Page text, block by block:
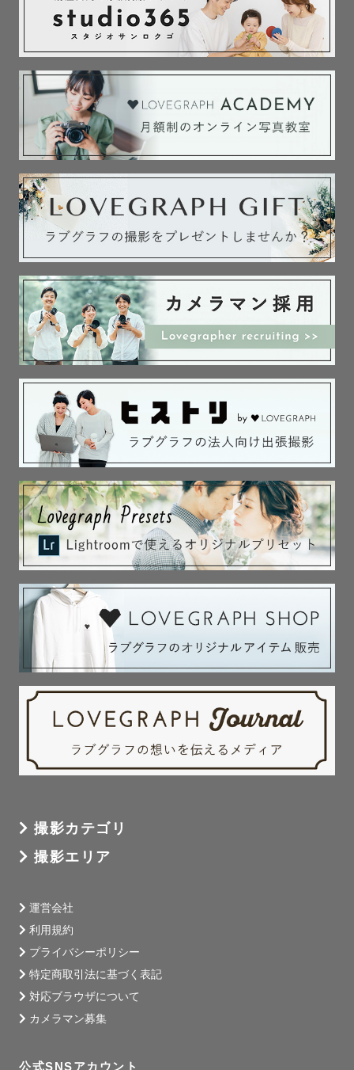
撮影カテゴリ
撮影エリア
運営会社
利用規約
プライバシーポリシー
特定商取引法に基づく表記
対応ブラウザについて
カメラマン募集
公式SNSアカウント